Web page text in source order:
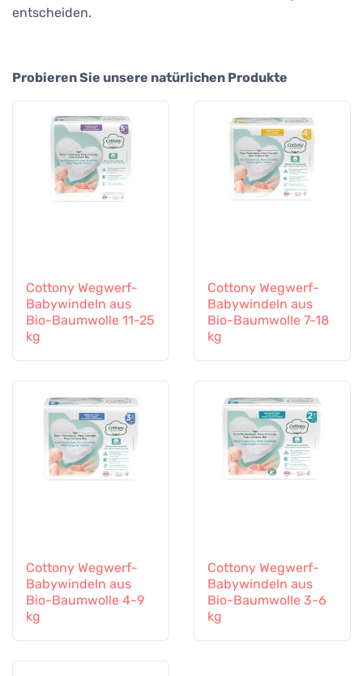
entscheiden.
Probieren Sie unsere natürlichen Produkte
Cottony Wegwerf-
Babywindeln aus
Bio-Baumwolle 11-25
kg
Cottony Wegwerf-
Babywindeln aus
Bio-Baumwolle 7-18
kg
Cottony Wegwerf-
Babywindeln aus
Bio-Baumwolle 4-9
kg
Cottony Wegwerf-
Babywindeln aus
Bio-Baumwolle 3-6
kg